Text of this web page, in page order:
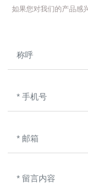
如果您对我们的产品感